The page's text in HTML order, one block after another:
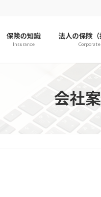
保険の知識
Insurance
法人の保険（
Corporate
会社